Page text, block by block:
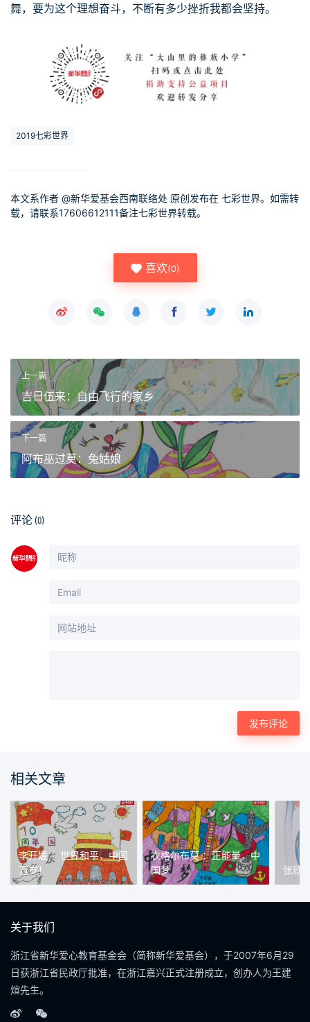
舞，要为这个理想奋斗，不断有多少挫折我都会坚持。
2019七彩世界
本文系作者 @新华爱基会西南联络处 原创发布在 七彩世界。如需转
载，请联系17606612111备注七彩世界转载。
喜欢(0)
上一篇
吉日伍来：自由飞行的家乡
下一篇
阿布巫过莫：兔姑娘
评论 (0)
相关文章
李开媛 ：世界和平，中国
万岁！
衣格尔布莫 ：正能量，中
国梦
张欣
关于我们
浙江省新华爱心教育基金会（简称新华爱基会），于2007年6月29
日获浙江省民政厅批准，在浙江嘉兴正式注册成立，创办人为王建
煊先生。